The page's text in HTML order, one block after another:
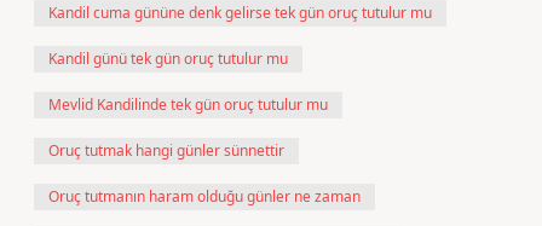
Kandil cuma gününe denk gelirse tek gün oruç tutulur mu
Kandil günü tek gün oruç tutulur mu
Mevlid Kandilinde tek gün oruç tutulur mu
Oruç tutmak hangi günler sünnettir
Oruç tutmanın haram olduğu günler ne zaman